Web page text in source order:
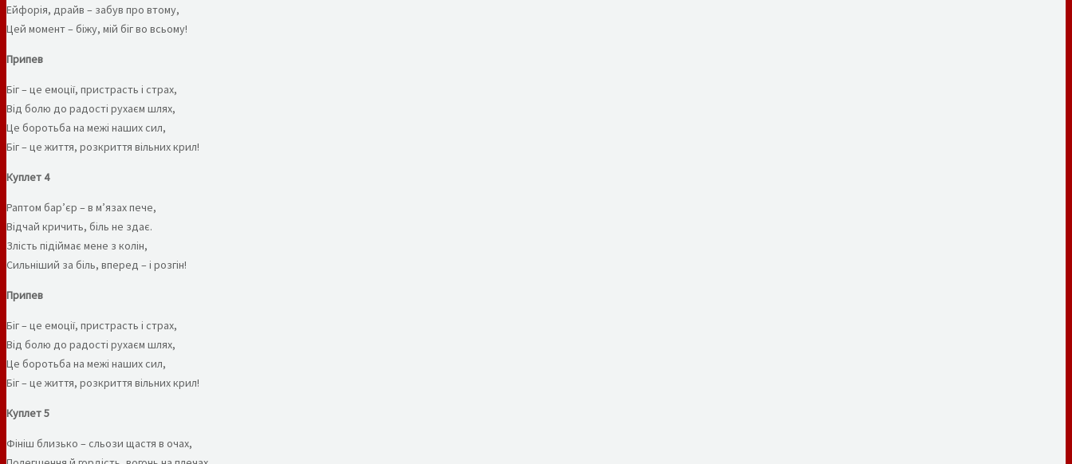
Ейфорія, драйв – забув про втому,
Цей момент – біжу, мій біг во всьому!
Припев
Біг – це емоції, пристрасть і страх,
Від болю до радості рухаєм шлях,
Це боротьба на межі наших сил,
Біг – це життя, розкриття вільних крил!
Куплет 4
Раптом бар’єр – в м’язах пече,
Відчай кричить, біль не здає.
Злість підіймає мене з колін,
Сильніший за біль, вперед – і розгін!
Припев
Біг – це емоції, пристрасть і страх,
Від болю до радості рухаєм шлях,
Це боротьба на межі наших сил,
Біг – це життя, розкриття вільних крил!
Куплет 5
Фініш близько – сльози щастя в очах,